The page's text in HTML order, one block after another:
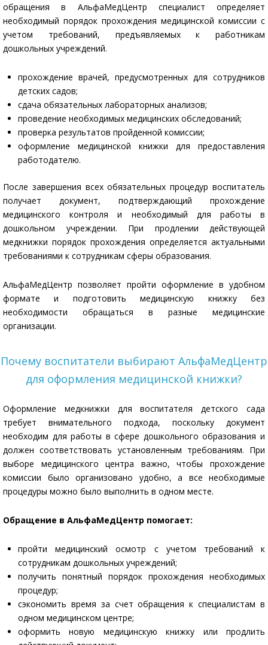
обращения в АльфаМедЦентр специалист определяет
необходимый порядок прохождения медицинской комиссии с
учетом требований, предъявляемых к работникам
дошкольных учреждений.
прохождение врачей, предусмотренных для сотрудников
детских садов;
сдача обязательных лабораторных анализов;
проведение необходимых медицинских обследований;
проверка результатов пройденной комиссии;
оформление медицинской книжки для предоставления
работодателю.
После завершения всех обязательных процедур воспитатель
получает документ, подтверждающий прохождение
медицинского контроля и необходимый для работы в
дошкольном учреждении. При продлении действующей
медкнижки порядок прохождения определяется актуальными
требованиями к сотрудникам сферы образования.
АльфаМедЦентр позволяет пройти оформление в удобном
формате и подготовить медицинскую книжку без
необходимости обращаться в разные медицинские
организации.
Почему воспитатели выбирают АльфаМедЦентр
для оформления медицинской книжки?
Оформление медкнижки для воспитателя детского сада
требует внимательного подхода, поскольку документ
необходим для работы в сфере дошкольного образования и
должен соответствовать установленным требованиям. При
выборе медицинского центра важно, чтобы прохождение
комиссии было организовано удобно, а все необходимые
процедуры можно было выполнить в одном месте.
Обращение в АльфаМедЦентр помогает:
пройти медицинский осмотр с учетом требований к
сотрудникам дошкольных учреждений;
получить понятный порядок прохождения необходимых
процедур;
сэкономить время за счет обращения к специалистам в
одном медицинском центре;
оформить новую медицинскую книжку или продлить